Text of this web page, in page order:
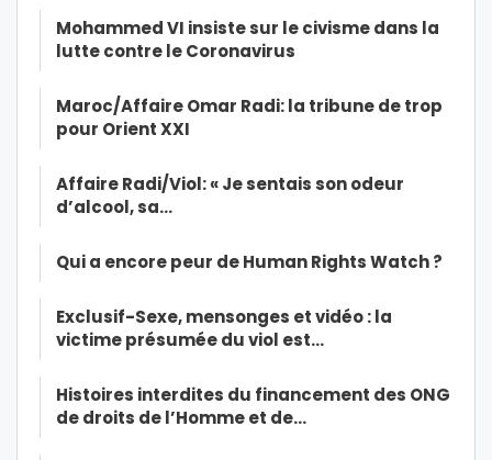
Mohammed VI insiste sur le civisme dans la
lutte contre le Coronavirus
Maroc/Affaire Omar Radi: la tribune de trop
pour Orient XXI
Affaire Radi/Viol: « Je sentais son odeur
d’alcool, sa…
Qui a encore peur de Human Rights Watch ?
Exclusif-Sexe, mensonges et vidéo : la
victime présumée du viol est…
Histoires interdites du financement des ONG
de droits de l’Homme et de…